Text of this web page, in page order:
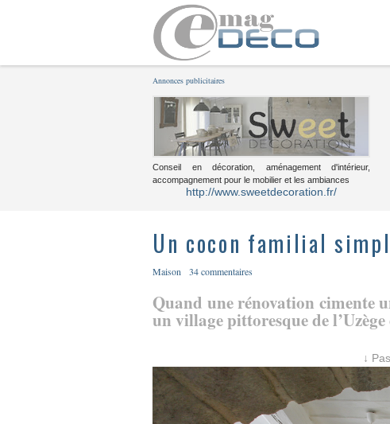
Annonces publicitaires
Conseil en décoration, aménagement d'intérieur,
accompagnement pour le mobilier et les ambiances
http://www.sweetdecoration.fr/
Un cocon familial
Maison 34 commentaires
Quand une rénovation cimente
un village pittoresque de
↓